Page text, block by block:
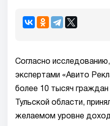
Согласно
экспертами «Авито
более 10 тысяч
Тульской области,
желаемом уровне